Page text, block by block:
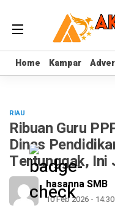
Home Kampar
Home Kampar
RIAU
Ribuan Guru
Dinas
Tertunggak, Ini
hasanna SMB
10 Feb 2026 -